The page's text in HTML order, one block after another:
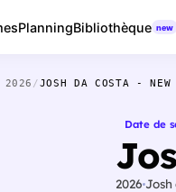
PlanningBibliothèque new
2026 /JOSH DA COSTA - NEW
Date de
2026 Josh